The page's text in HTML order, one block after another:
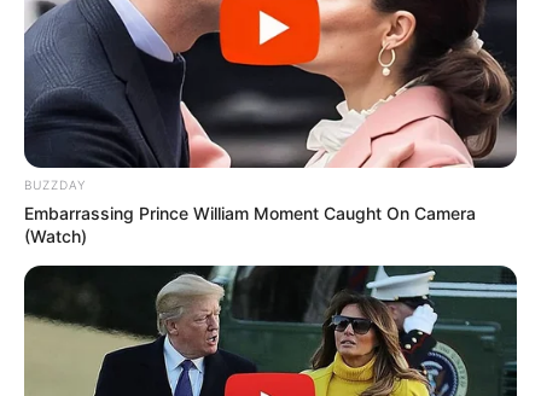
BUZZDAY
Embarrassing Prince William Moment Caught On Camera
(Watch)